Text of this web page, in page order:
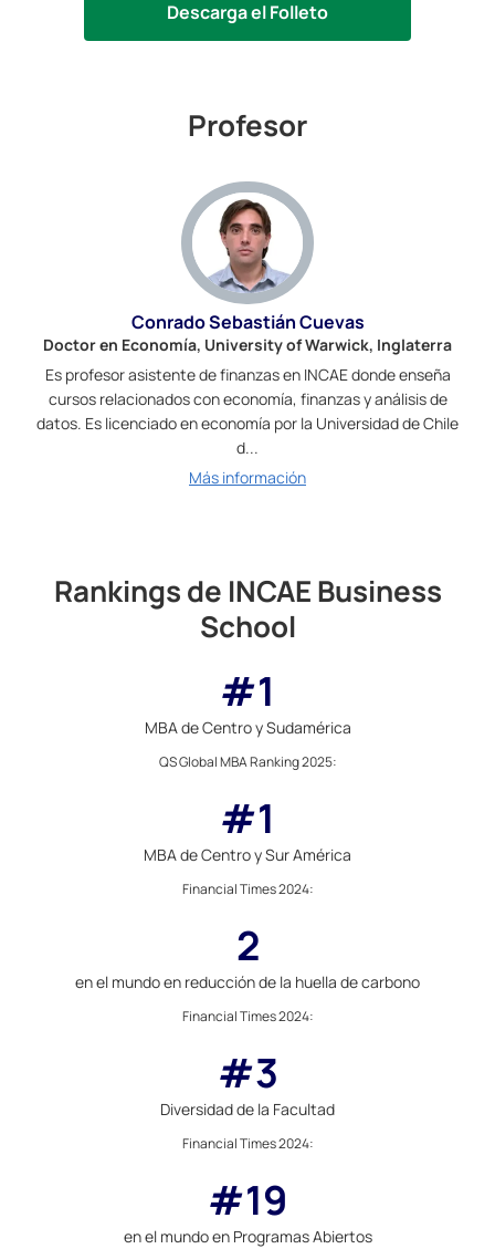
Descarga el Folleto
Profesor
Conrado Sebastián Cuevas
Doctor en Economía, University of Warwick, Inglaterra
Es profesor asistente de finanzas en INCAE donde enseña
cursos relacionados con economía, finanzas y análisis de
datos. Es licenciado en economía por la Universidad de Chile
d...
Más información
Rankings de INCAE Business
School
#1
MBA de Centro y Sudamérica
QS Global MBA Ranking 2025:
#1
MBA de Centro y Sur América
Financial Times 2024:
2
en el mundo en reducción de la huella de carbono
Financial Times 2024:
#3
Diversidad de la Facultad
Financial Times 2024:
#19
en el mundo en Programas Abiertos